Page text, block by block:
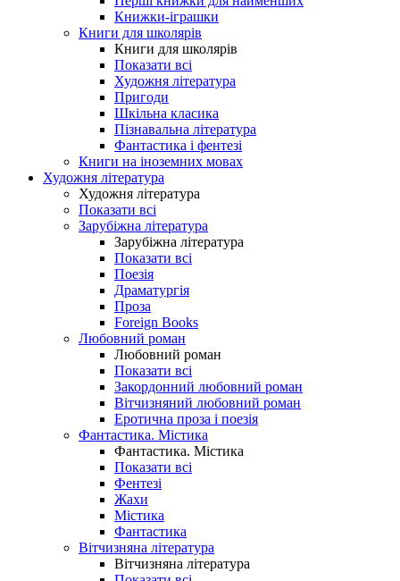
Книжки-іграшки
Книги для школярів
Книги для школярів
Показати всі
Художня література
Пригоди
Шкільна класика
Пізнавальна література
Фантастика і фентезі
Книги на іноземних мовах
Художня література
Художня література
Показати всі
Зарубіжна література
Зарубіжна література
Показати всі
Поезія
Драматургія
Проза
Foreign Books
Любовний роман
Любовний роман
Показати всі
Закордонний любовний роман
Вітчизняний любовний роман
Еротична проза і поезія
Фантастика. Містика
Фантастика. Містика
Показати всі
Фентезі
Жахи
Містика
Фантастика
Вітчизняна література
Вітчизняна література